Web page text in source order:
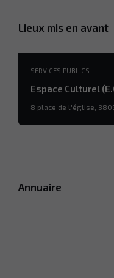
Lieux mis en avant
SERVICES PUBLICS
Espace Culturel
8 place de l'église,
Annuaire